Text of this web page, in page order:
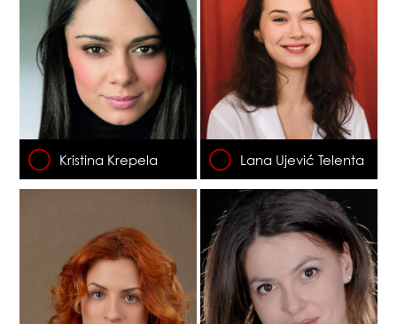
Kristina Krepela Lana Ujević Telenta